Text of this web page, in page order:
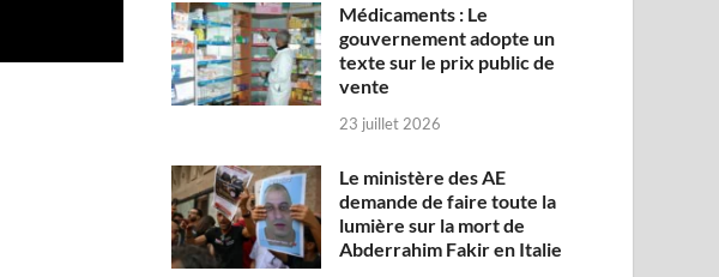
Médicaments : Le
gouvernement adopte un
texte sur le prix public de
vente
23 juillet 2026
Le ministère des AE
demande de faire toute la
lumière sur la mort de
Abderrahim Fakir en Italie